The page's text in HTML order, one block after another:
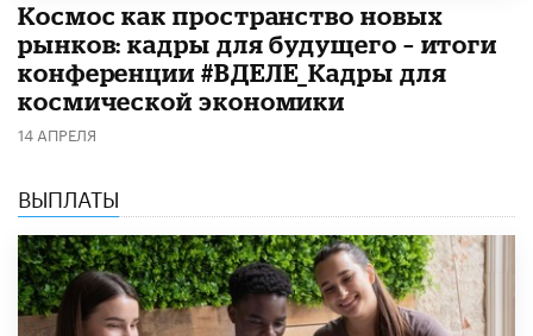
Космос как пространство новых
рынков: кадры для будущего – итоги
конференции #ВДЕЛЕ_Кадры для
космической экономики
14 АПРЕЛЯ
ВЫПЛАТЫ